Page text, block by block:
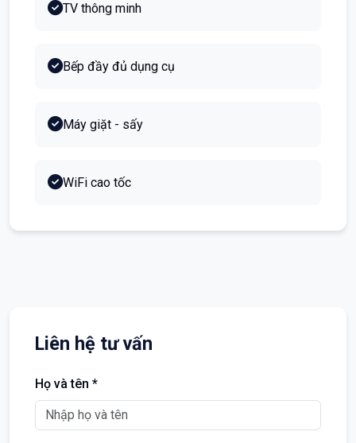
TV thông minh
Bếp đầy đủ dụng cụ
Máy giặt - sấy
WiFi cao tốc
Liên hệ tư vấn
Họ và tên *